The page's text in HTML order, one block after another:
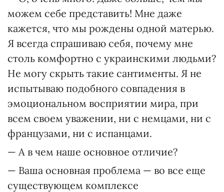
можем себе представить! Мне даже
кажется, что мы рождены одной матерью.
Я всегда спрашиваю себя, почему мне
столь комфортно с украинскими людьми?
Не могу скрыть такие сантименты. Я не
испытываю подобного совпадения в
эмоциональном восприятии мира, при
всем своем уважении, ни с немцами, ни с
французами, ни с испанцами.
— А в чем наше основное отличие?
— Ваша основная проблема — во все еще
существующем комплексе